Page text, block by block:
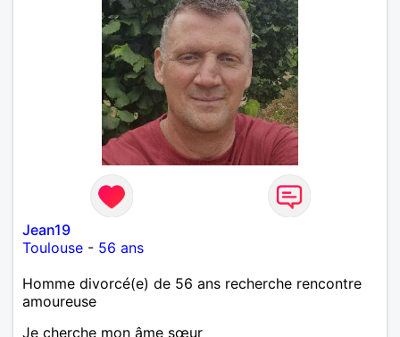
Jean19
Toulouse - 56 ans
Homme divorcé(e) de 56 ans recherche rencontre
amoureuse
Je cherche mon âme sœur